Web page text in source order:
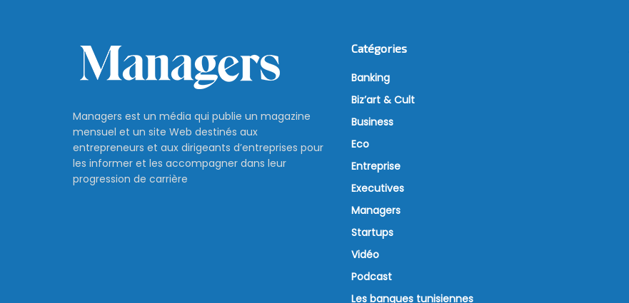
Managers est un média qui publie un magazine
mensuel et un site Web destinés aux
entrepreneurs et aux dirigeants d’entreprises pour
les informer et les accompagner dans leur
progression de carrière
Catégories
Banking
Biz’art & Cult
Business
Eco
Entreprise
Executives
Managers
Startups
Vidéo
Podcast
Les banques tunisiennes